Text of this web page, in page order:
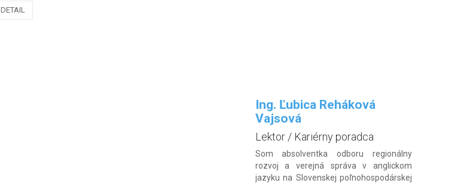
DETAIL
Ing. Ľubica Reháková
Vajsová
Lektor / Kariérny poradca
Som absolventka odboru regionálny
rozvoj a verejná správa v anglickom
jazyku na Slovenskej poľnohospodárskej